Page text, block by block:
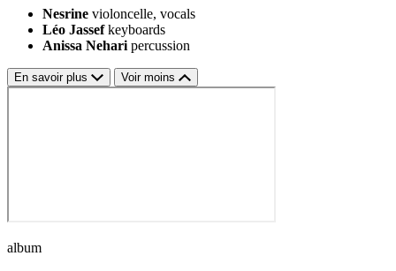
Nesrine violoncelle, vocals
Léo Jassef keyboards
Anissa Nehari percussion
En savoir plus Voir moins
album